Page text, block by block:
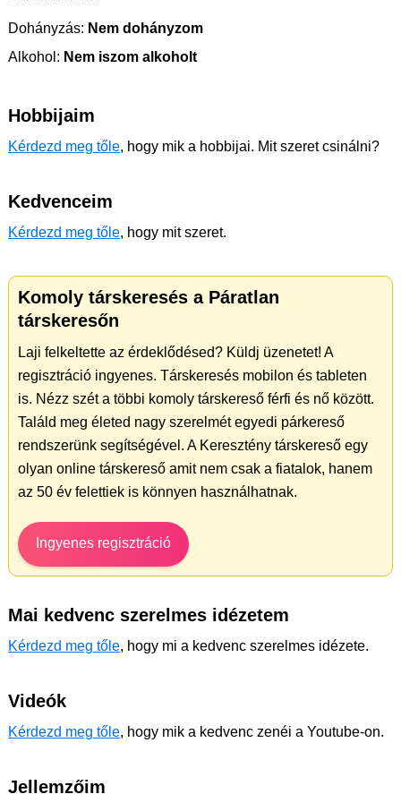
Dohányzás: Nem dohányzom
Alkohol: Nem iszom alkoholt
Hobbijaim
Kérdezd meg tőle, hogy mik a hobbijai. Mit szeret csinálni?
Kedvenceim
Kérdezd meg tőle, hogy mit szeret.
Komoly társkeresés a Páratlan
társkeresőn
Laji felkeltette az érdeklődésed? Küldj üzenetet! A
regisztráció ingyenes. Társkeresés mobilon és tableten
is. Nézz szét a többi komoly társkereső férfi és nő között.
Találd meg életed nagy szerelmét egyedi párkereső
rendszerünk segítségével. A Keresztény társkereső egy
olyan online társkereső amit nem csak a fiatalok, hanem
az 50 év felettiek is könnyen használhatnak.
Ingyenes regisztráció
Mai kedvenc szerelmes idézetem
Kérdezd meg tőle, hogy mi a kedvenc szerelmes idézete.
Videók
Kérdezd meg tőle, hogy mik a kedvenc zenéi a Youtube-on.
Jellemzőim